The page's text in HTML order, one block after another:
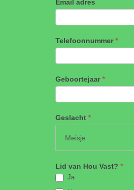
Email adres
Telefoonnummer*
Geboortejaar*
Geslacht *
Lid van Hou Vast? *
Ja